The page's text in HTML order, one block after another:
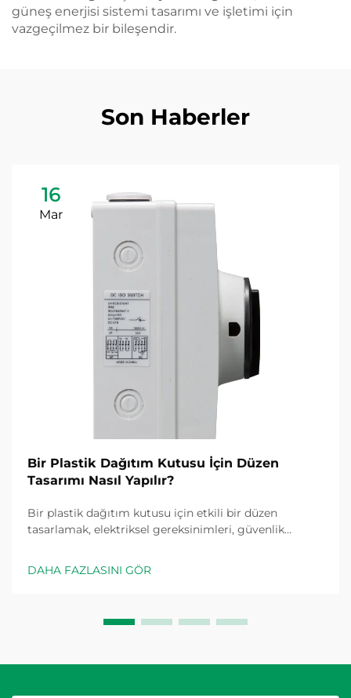
güneş enerjisi sistemi tasarımı ve işletimi için
vazgeçilmez bir bileşendir.
Son Haberler
16
Mar
Bir Plastik Dağıtım Kutusu İçin Düzen
Tasarımı Nasıl Yapılır?
Bir plastik dağıtım kutusu için etkili bir düzen
tasarlamak, elektriksel gereksinimleri, güvenlik
değerlendirmeyi gerektirir. İyi planlanmış bir plastik
dağıtım kutusu, elektrik sistemlerinde merkezi
DAHA FAZLASINI GÖR